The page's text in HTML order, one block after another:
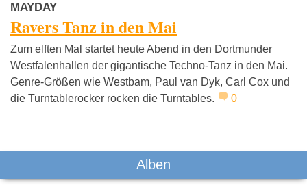
MAYDAY
Ravers Tanz in den Mai
Zum elften Mal startet heute Abend in den Dortmunder
Westfalenhallen der gigantische Techno-Tanz in den Mai.
Genre-Größen wie Westbam, Paul van Dyk, Carl Cox und
die Turntablerocker rocken die Turntables.
0
Alben